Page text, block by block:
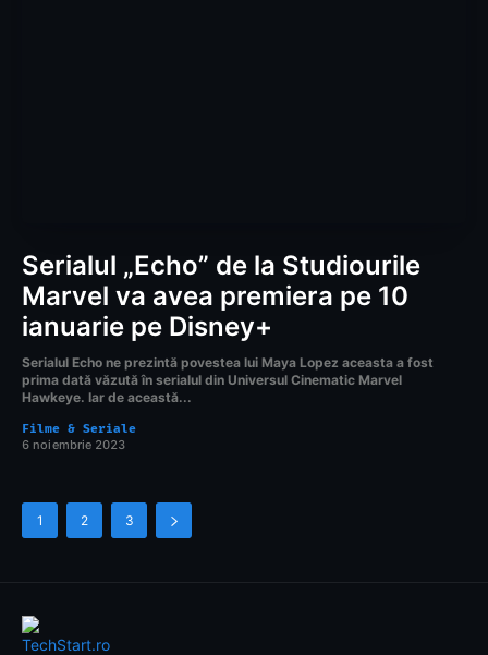
Serialul „Echo” de la Studiourile
Marvel va avea premiera pe 10
ianuarie pe Disney+
Serialul Echo ne prezintă povestea lui Maya Lopez aceasta a fost
prima dată văzută în serialul din Universul Cinematic Marvel
Hawkeye. Iar de această...
Filme & Seriale
6 noiembrie 2023
1 2 3